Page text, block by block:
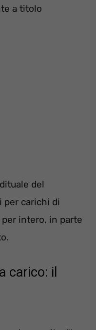
a titolo
del
per carichi di
intero, in parte
carico: il